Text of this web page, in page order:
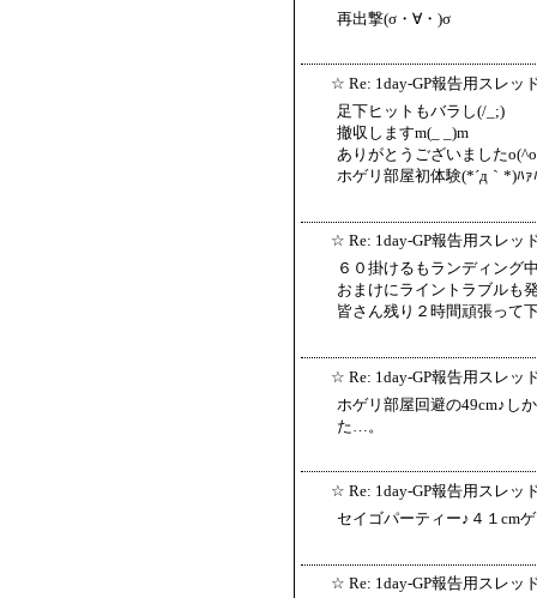
再出撃(σ・∀・)σ
☆ Re: 1day-GP報告用スレッ
足下ヒットもバラし(/_;)
撤収しますm(_ _)m
ありがとうございました
ホゲリ部屋初体験(*´д｀*)ﾊｧ
☆ Re: 1day-GP報告用スレッ
６０掛けるもランディング
おまけにライントラブルも
皆さん残り２時間頑張って
☆ Re: 1day-GP報告用スレッ
ホゲリ部屋回避の49cm♪し
た…。
☆ Re: 1day-GP報告用スレッ
セイゴパーティー♪４１cm
☆ Re: 1day-GP報告用スレッ